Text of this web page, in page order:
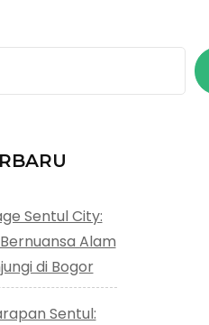
Sentul City:
Alam
di Bogor
Sentul: